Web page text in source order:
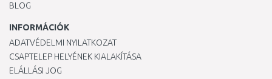
BLOG
INFORMÁCIÓK
ADATVÉDELMI NYILATKOZAT
CSAPTELEP HELYÉNEK KIALAKÍTÁSA
ELÁLLÁSI JOG